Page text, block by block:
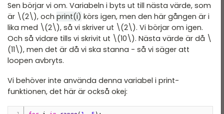
Sen börjar vi om. Variabeln i byts ut till nästa värde, som
är \(2\), och print(i) körs igen, men den här gången är i
lika med \(2\), så vi skriver ut \(2\). Vi börjar om igen.
Och så vidare tills vi skrivit ut \(10\). Nästa värde är då \
(11\), men det är då vi ska stanna - så vi säger att
loopen avbryts.
Vi behöver inte använda denna variabel i print-
funktionen, det här är också okej: